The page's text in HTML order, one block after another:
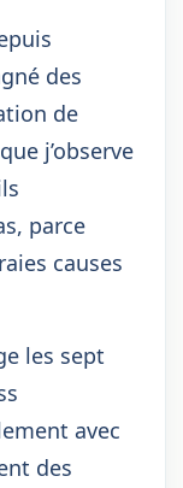
des
de
j’observe
parce
causes
les sept
avec
des